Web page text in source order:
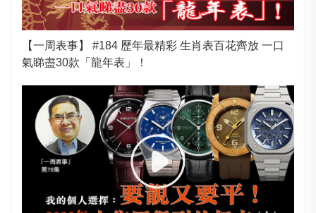
【一周表事】 #184 歷年最精彩 生肖表百花齊放 一口
氣睇盡30款「龍年表」！